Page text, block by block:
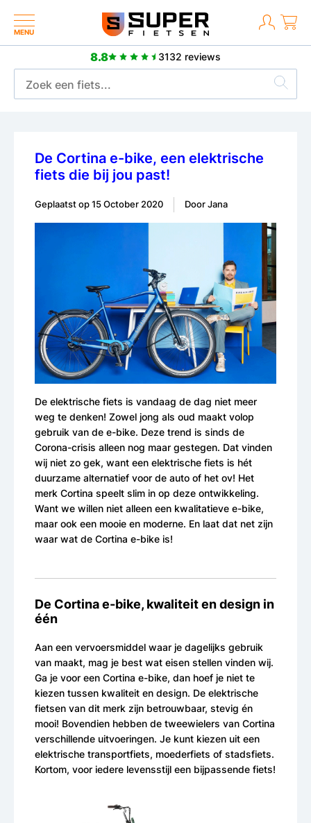
MENU
8.8 3132 reviews
De Cortina e-bike, een elektrische
fiets die bij jou past!
Geplaatst op 15 October 2020 Door Jana
De elektrische fiets is vandaag de dag niet meer
weg te denken! Zowel jong als oud maakt volop
gebruik van de e-bike. Deze trend is sinds de
Corona-crisis alleen nog maar gestegen. Dat vinden
wij niet zo gek, want een elektrische fiets is hét
duurzame alternatief voor de auto of het ov! Het
merk Cortina speelt slim in op deze ontwikkeling.
Want we willen niet alleen een kwalitatieve e-bike,
maar ook een mooie en moderne. En laat dat net zijn
waar wat de Cortina e-bike is!
De Cortina e-bike, kwaliteit en design in
één
Aan een vervoersmiddel waar je dagelijks gebruik
van maakt, mag je best wat eisen stellen vinden wij.
Ga je voor een Cortina e-bike, dan hoef je niet te
kiezen tussen kwaliteit en design. De elektrische
fietsen van dit merk zijn betrouwbaar, stevig én
mooi! Bovendien hebben de tweewielers van Cortina
verschillende uitvoeringen. Je kunt kiezen uit een
elektrische transportfiets, moederfiets of stadsfiets.
Kortom, voor iedere levensstijl een bijpassende fiets!